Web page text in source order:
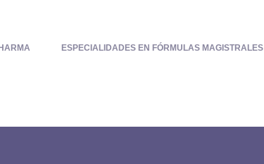
ESPECIALIDADES EN FÓRMULAS MAGISTRALES